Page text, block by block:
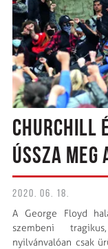
CHURCHILL
ÚSSZA MEG
2020. 06. 18.
A George Floyd
szembeni
nyilvánvalóan csak